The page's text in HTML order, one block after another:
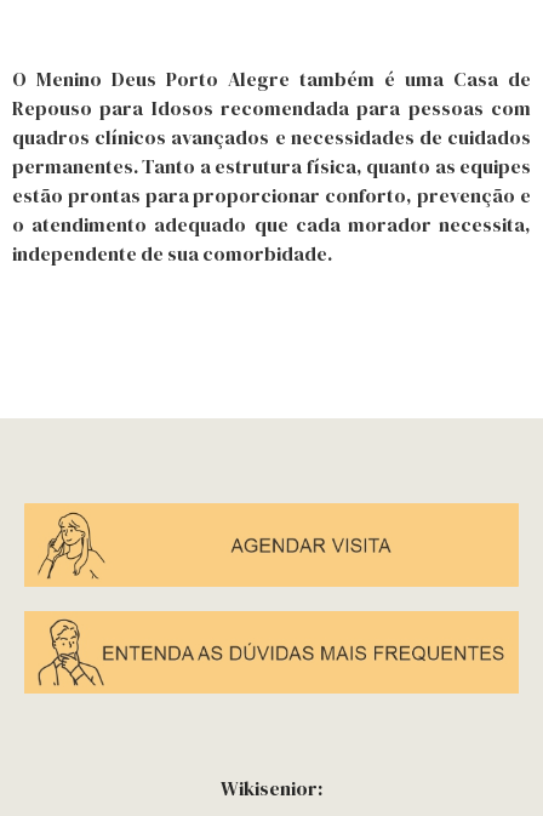
O Menino Deus Porto Alegre também é uma Casa de
Repouso para Idosos recomendada para pessoas com
quadros clínicos avançados e necessidades de cuidados
permanentes. Tanto a estrutura física, quanto as equipes
estão prontas para proporcionar conforto, prevenção e
o atendimento adequado que cada morador necessita,
independente de sua comorbidade.
Wikisenior: